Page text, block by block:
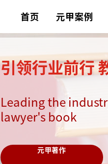
首页 元甲案例
引领行业前行
Leading the
lawyer's book
元甲著作